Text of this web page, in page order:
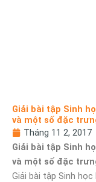
Giải bài tập Sinh
và một số đặc
Tháng 11 2, 2017
Giải bài tập Sinh
và một số đặc
Giải bài tập Sinh